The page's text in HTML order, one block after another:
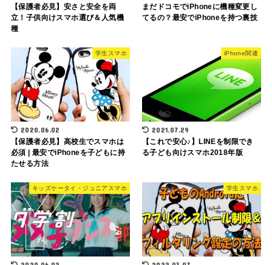
【保護者必見】安さと安全を両
立！子供向けスマホ選び＆人気機
種
まだドコモでiPhoneに機種変更し
てるの？最安でiPhoneを持つ裏技
学生スマホ
2020.06.02
【保護者必見】高校生でスマホは
必須 | 最安でiPhoneを子どもに持
たせる方法
iPhone関連
2021.07.29
【これで安心♪】LINEを制限でき
る子ども向けスマホ2018年版
キッズケータイ・ジュニアスマホ 学生スマホ